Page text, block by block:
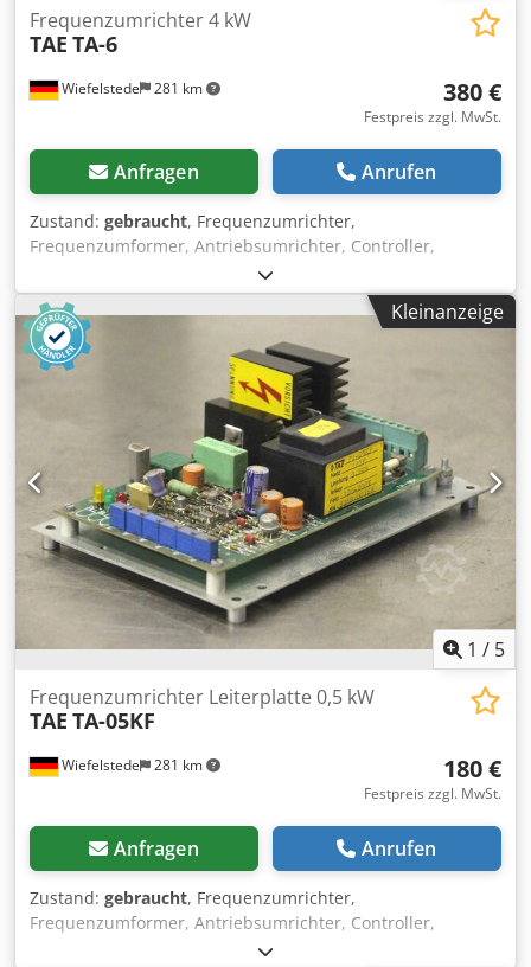
Wiefelstede 281 km
Frequenzumrichter 4 kW
TAE TA-6
380 €
Festpreis zzgl. MwSt.
Anfragen Anrufen
Zustand: gebraucht, Frequenzumrichter,
Frequenzumformer, Antriebsumrichter, Controller,
Variable Speed Drive, Umrichter -Hersteller: TAE,
Umrichter -Typ: TA-6 Dsdpfx Akogqb Idereck -Netz: 220 V
Leistung: 4 kW -Anker: 170 V Feld 200 V -Abmessungen:
260/145/H95 mm -Gewicht: 2,7 kg
Kleinanzeige
1 / 5
Wiefelstede 281 km
Frequenzumrichter Leiterplatte 0,5 kW
TAE TA-05KF
180 €
Festpreis zzgl. MwSt.
Anfragen Anrufen
Zustand: gebraucht, Frequenzumrichter,
Frequenzumformer, Antriebsumrichter, Controller,
Variable Speed Drive, Umrichter -Hersteller: TAE,